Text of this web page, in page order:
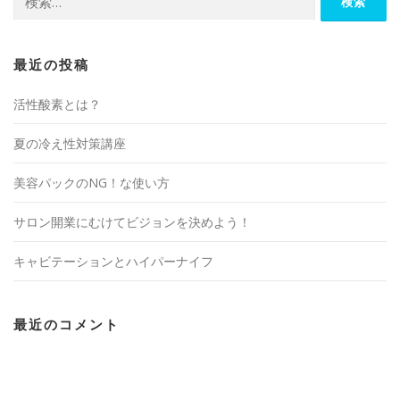
索:
最近の投稿
活性酸素とは？
夏の冷え性対策講座
美容パックのNG！な使い方
サロン開業にむけてビジョンを決めよう！
キャビテーションとハイパーナイフ
最近のコメント